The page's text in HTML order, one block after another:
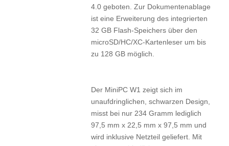
4.0 geboten. Zur Dokumentenablage
ist eine Erweiterung des integrierten
32 GB Flash-Speichers über den
microSD/HC/XC-Kartenleser um bis
zu 128 GB möglich.
Der MiniPC W1 zeigt sich im
unaufdringlichen, schwarzen Design,
misst bei nur 234 Gramm lediglich
97,5 mm x 22,5 mm x 97,5 mm und
wird inklusive Netzteil geliefert. Mit